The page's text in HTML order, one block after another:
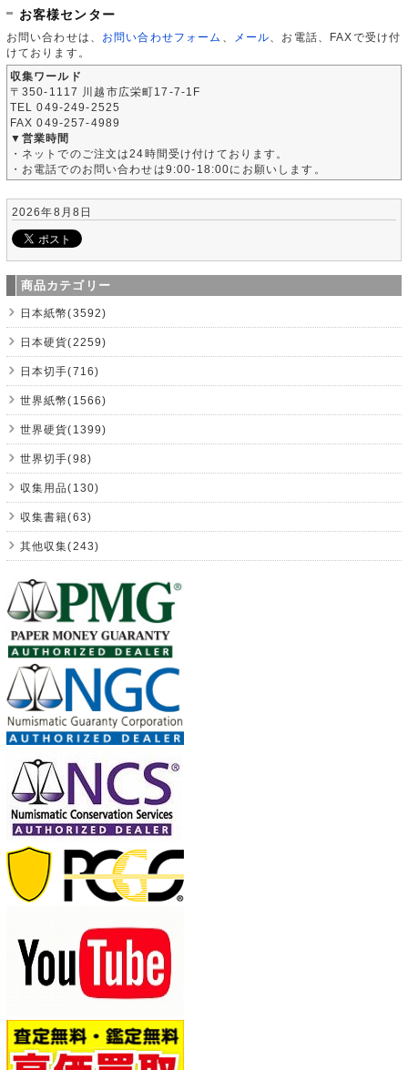
お客様センター
お問い合わせは、 お問い合わせフォーム メール 、お電話、FAXで受け付
けております。
収集ワールド
〒350-1117 川越市広栄町17-7-1F
TEL 049-249-2525
FAX 049-257-4989
▼営業時間
・ネットでのご注文は24時間受け付けております。
・お電話でのお問い合わせは9:00-18:00にお願いします。
2026年8月8日
商品カテゴリー
日本紙幣(3592)
日本硬貨(2259)
日本切手(716)
世界紙幣(1566)
世界硬貨(1399)
世界切手(98)
収集用品(130)
収集書籍(63)
其他収集(243)